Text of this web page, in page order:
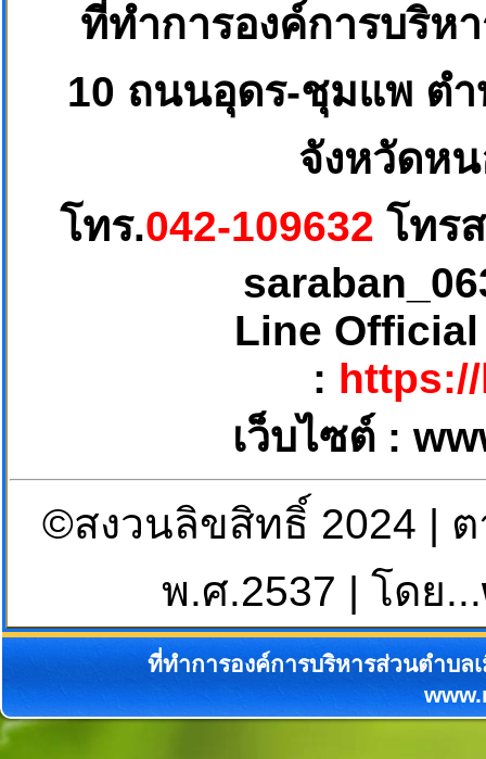
ที่ทำการองค์การบริห
10 ถนนอุดร-ชุมแพ ตำ
จังหวัดห
โทร.042-109632 โทร
Line
:
เว็บไซต์ :
©สงวนลิขสิทธิ์ 2024 |
พ.ศ.2537 | โดย...
ที่ทำการองค์การบริหารส่วนตำบล